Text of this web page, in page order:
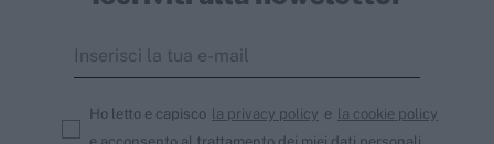
Ho letto e capisco la privacy policy e la cookie policy